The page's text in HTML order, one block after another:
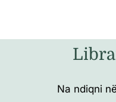
Na ndiqni